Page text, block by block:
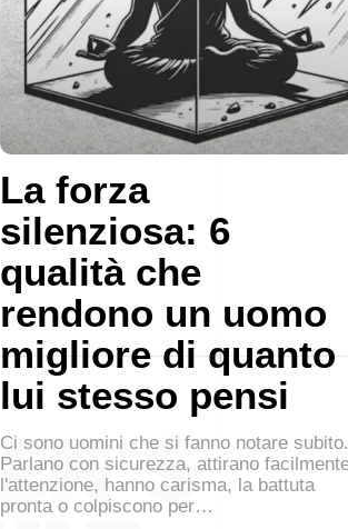
La forza
silenziosa: 6
qualità che
rendono un uomo
migliore di quanto
lui stesso pensi
Ci sono uomini che si fanno notare subito.
Parlano con sicurezza, attirano
l'attenzione, hanno carisma, la battuta
pronta o colpiscono per…